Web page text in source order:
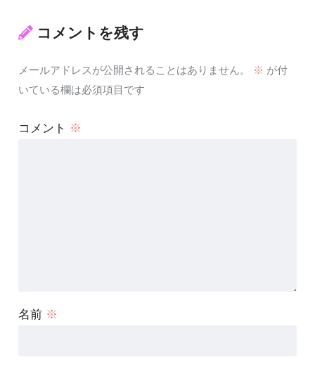
コメントを残す
メールアドレスが公開されることはありません。 ※ が付
いている欄は必須項目です
コメント ※
名前 ※